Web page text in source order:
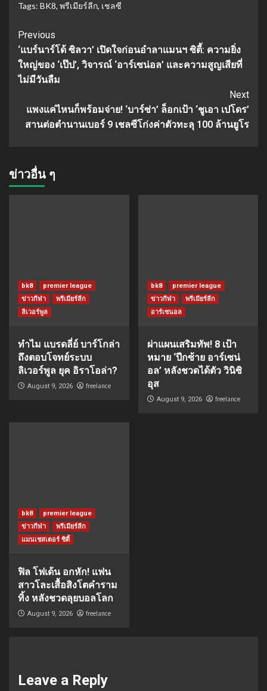
Tags: BK8, พรีเมียร์ลีก, เชลซี
Continue
Reading
Previous
‘แบร์นาร์โด้ ซิลวา’ เปิดใจก่อนอำลาแมนฯ ซิตี้: ความยิ่ง
ใหญ่ของ ‘เป๊ป’, วิจารณ์ ‘อาร์เซน่อล’ และความสูญเสียที่
ไม่มีวันลืม
Next
แพงแค่ไหนก็พร้อมจ่าย! ‘บาร์ซ่า’ ล็อกเป้า ‘ชูเอา เปโดร’
สานต่อตำนานเบอร์ 9 เชลซีโก่งค่าตัวทะลุ 100 ล้านยูโร
ข่าวอื่น ๆ
bk8
premier league
ข่าวกีฬา
พรีเมียร์ลีก
ลิเวอร์พูล
ทำไม แบรดลี่ย์ บาร์โกล่า
ถึงตอบโจทย์ระบบ
ลิเวอร์พูล ยุค อิราโอล่า?
August 9, 2026 freelance
bk8
premier league
ข่าวกีฬา
พรีเมียร์ลีก
อาร์เซนอล
ผ่าแผนเสริมทัพ! 8 เป้า
หมาย ‘ปีกซ้าย อาร์เซน่
อล’ หลังชวดได้ตัว วินิซิ
อุส
August 9, 2026 freelance
bk8
premier league
ข่าวกีฬา
พรีเมียร์ลีก
แมนเชสเตอร์ ซิตี้
ฟิล โฟเด้น อกหัก! แฟน
สาวโละเสื้อสิงโตคำราม
ทิ้ง หลังชวดลุยบอลโลก
August 9, 2026 freelance
Leave a Reply